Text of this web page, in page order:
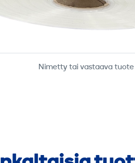
Nimetty tai vastaava tuote